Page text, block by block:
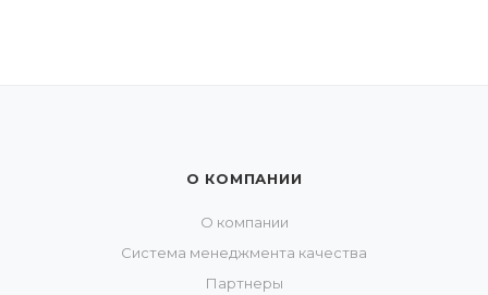
О КОМПАНИИ
О компании
Система менеджмента качества
Партнеры